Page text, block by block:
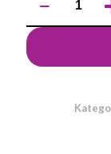
Torba
bawełny
340
g/m2